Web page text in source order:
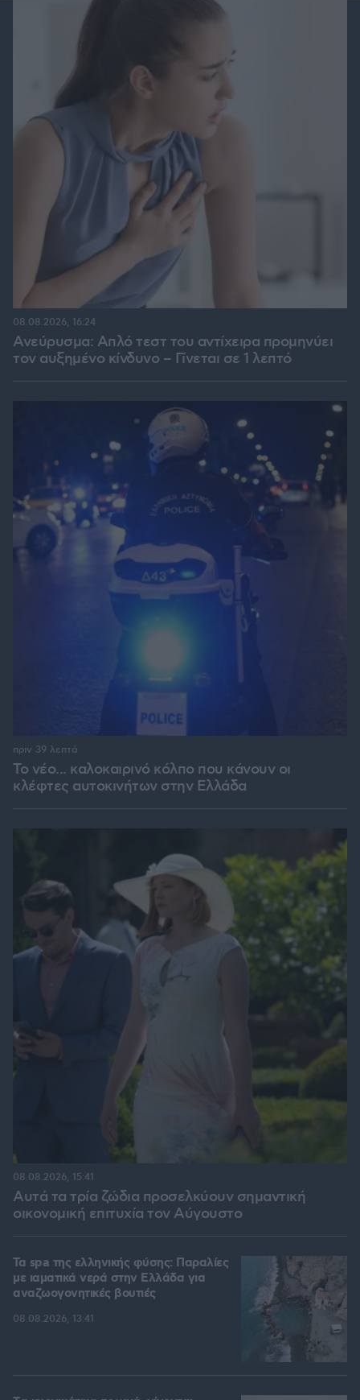
Ανεύρυσμα: Απλό τεστ του αντίχειρα προμηνύει
τον αυξημένο κίνδυνο – Γίνεται σε 1 λεπτό
08.08.2026, 16:24
Το νέο... καλοκαιρινό κόλπο που κάνουν οι
κλέφτες αυτοκινήτων στην Ελλάδα
πριν 39 λεπτά
Αυτά τα τρία ζώδια προσελκύουν σημαντική
οικονομική επιτυχία τον Αύγουστο
08.08.2026, 15:41
Τα spa της ελληνικής φύσης: Παραλίες
με ιαματικά νερά στην Ελλάδα για
αναζωογονητικές βουτιές
08.08.2026, 13:41